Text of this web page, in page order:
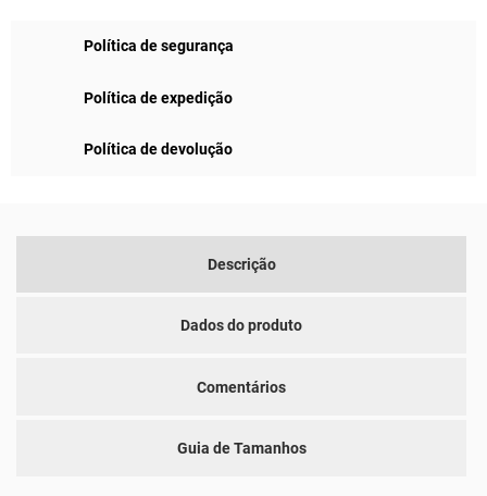
Política de segurança
Política de expedição
Política de devolução
Descrição
Dados do produto
Comentários
Guia de Tamanhos